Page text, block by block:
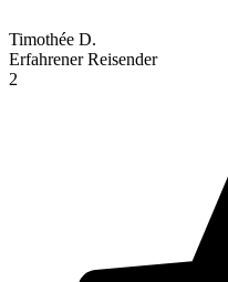
Timothée D.
Erfahrener Reisender
2